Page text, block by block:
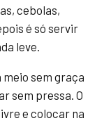
cebolas,
é só servir
leve.
sem graça
sem pressa. O
e colocar na